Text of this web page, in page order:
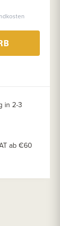
in 2-3
ab €60